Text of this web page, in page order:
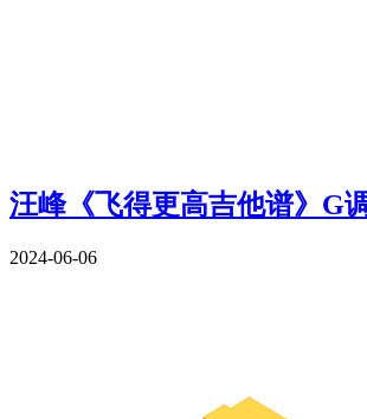
汪峰《飞得更高吉他谱》G
2024-06-06